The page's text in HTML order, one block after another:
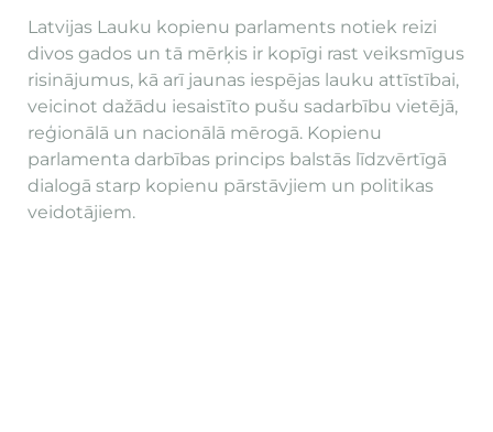
Latvijas Lauku kopienu parlaments notiek reizi
divos gados un tā mērķis ir kopīgi rast veiksmīgus
risinājumus, kā arī jaunas iespējas lauku attīstībai,
veicinot dažādu iesaistīto pušu sadarbību vietējā,
reģionālā un nacionālā mērogā. Kopienu
parlamenta darbības princips balstās līdzvērtīgā
dialogā starp kopienu pārstāvjiem un politikas
veidotājiem.